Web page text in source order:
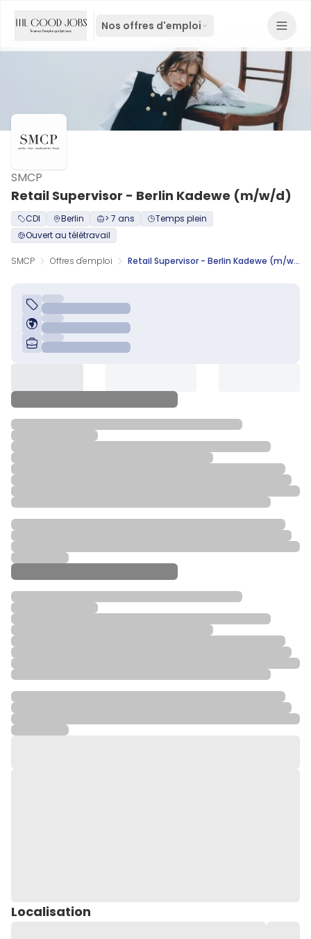
Nos offres d'emploi
Retail Supervisor - Berlin Kadewe (m/w/d)
SMCP
CDI Berlin > 7 ans
Temps plein
Ouvert au télétravail
SMCP Offres d'emploi Retail Supervisor - Berlin Kadewe (m/w/d)
Localisation